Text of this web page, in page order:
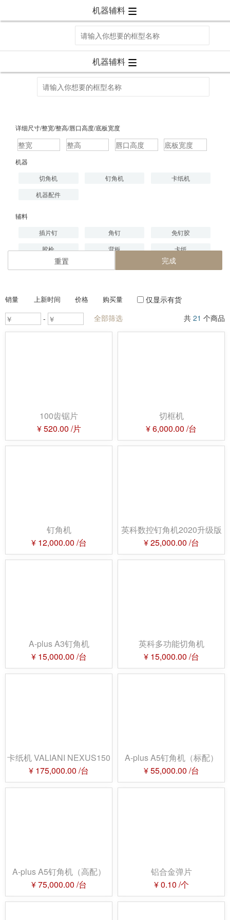
机器辅料
机器辅料
详细尺寸/整宽/整高/唇口高度/底板宽度
机器
切角机
钉角机
卡纸机
机器配件
辅料
插片钉
角钉
免钉胶
胶枪
背板
卡纸
玻璃
衬纸
重置 完成
销量 上新时间 价格 购买量
仅显示有货
-
共 21 个商品
全部筛选
100齿锯片
¥520.00 /片
切框机
¥6,000.00 /台
钉角机
¥ 12,000.00 /台
英科数控钉角机2020升级版
¥25,000.00 /台
A-plus A3钉角机
¥ 15,000.00 /台
英科多功能切角机
¥ 15,000.00 /台
卡纸机 VALIANI NEXUS150
¥ 175,000.00 /台
A-plus A5钉角机（标配）
¥55,000.00 /台
A-plus A5钉角机（高配）
¥75,000.00 /台
铝合金弹片
¥0.10 /个